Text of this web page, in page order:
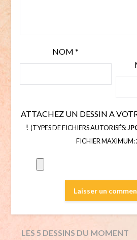
NOM*
ATTACHEZ UN DESSIN A
! (TYPES DE FICHIERS AUTORISÉS:
FICHIER MAXIMUM:
LES 5 DESSINS DU MOMENT